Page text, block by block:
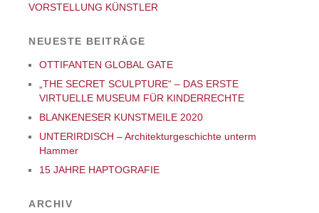
VORSTELLUNG KÜNSTLER
NEUESTE BEITRÄGE
OTTIFANTEN GLOBAL GATE
„THE SECRET SCULPTURE“ – DAS ERSTE
VIRTUELLE MUSEUM FÜR KINDERRECHTE
BLANKENESER KUNSTMEILE 2020
UNTERIRDISCH – Architekturgeschichte unterm
Hammer
15 JAHRE HAPTOGRAFIE
ARCHIV